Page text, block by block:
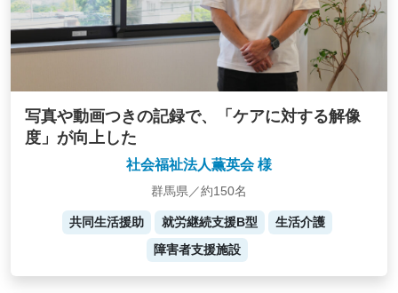
写真や動画つきの記録で、「ケアに対する解像
度」が向上した
社会福祉法人薫英会 様
群馬県／約150名
共同生活援助 就労継続支援B型
生活介護
障害者支援施設